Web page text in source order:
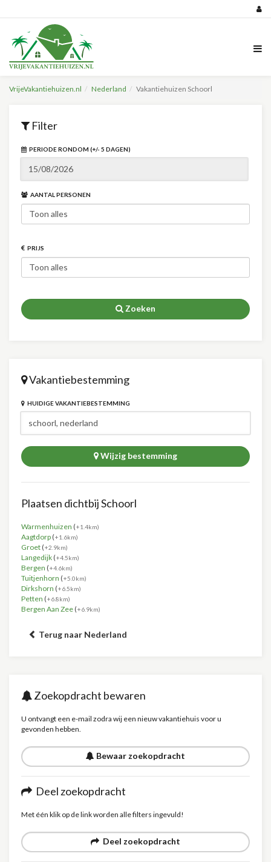
VrijeVakantiehuizen.nl Nederland Vakantiehuizen Schoorl
Filter
PERIODE RONDOM (+/- 5 DAGEN)
AANTAL PERSONEN
PRIJS
Zoeken
Vakantiebestemming
HUIDIGE VAKANTIEBESTEMMING
Wijzig bestemming
Plaatsen dichtbij Schoorl
Warmenhuizen (+1.4km)
Aagtdorp (+1.6km)
Groet (+2.9km)
Langedijk (+4.5km)
Bergen (+4.6km)
Tuitjenhorn (+5.0km)
Dirkshorn (+6.5km)
Petten (+6.8km)
Bergen Aan Zee (+6.9km)
Terug naar Nederland
Zoekopdracht bewaren
U ontvangt een e-mail zodra wij een nieuw vakantiehuis voor u
gevonden hebben.
Bewaar zoekopdracht
Deel zoekopdracht
Met één klik op de link worden alle filters ingevuld!
Deel zoekopdracht